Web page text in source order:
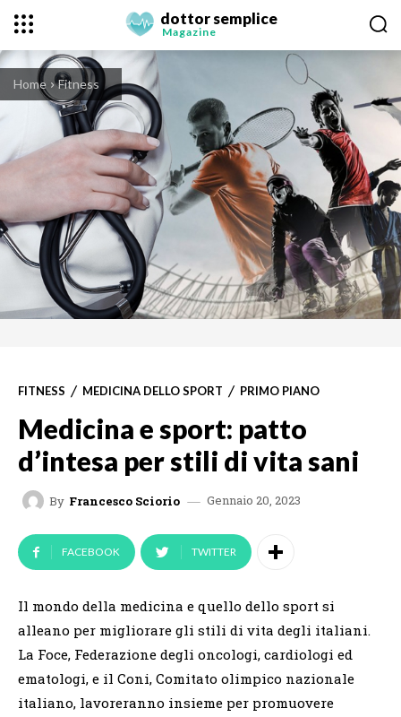
dottor semplice
Magazine
Home Fitness
FITNESS MEDICINA DELLO SPORT PRIMO PIANO
Medicina e sport: patto
d’intesa per stili di vita sani
By Francesco Sciorio Gennaio 20, 2023
FACEBOOK TWITTER
Il mondo della medicina e quello dello sport si
alleano per migliorare gli stili di vita degli italiani.
La Foce, Federazione degli oncologi, cardiologi ed
ematologi, e il Coni, Comitato olimpico nazionale
italiano, lavoreranno insieme per promuovere